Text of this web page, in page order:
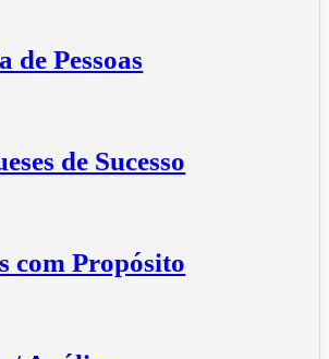
de Pessoas
de Sucesso
com Propósito